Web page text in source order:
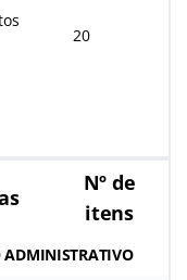
20
Nº de
itens
ADMINISTRATIVO